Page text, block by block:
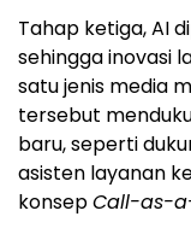
Tahap ketiga, AI
sehingga inovasi
satu jenis media
tersebut
baru, seperti
asisten layanan
konsepCall-as-